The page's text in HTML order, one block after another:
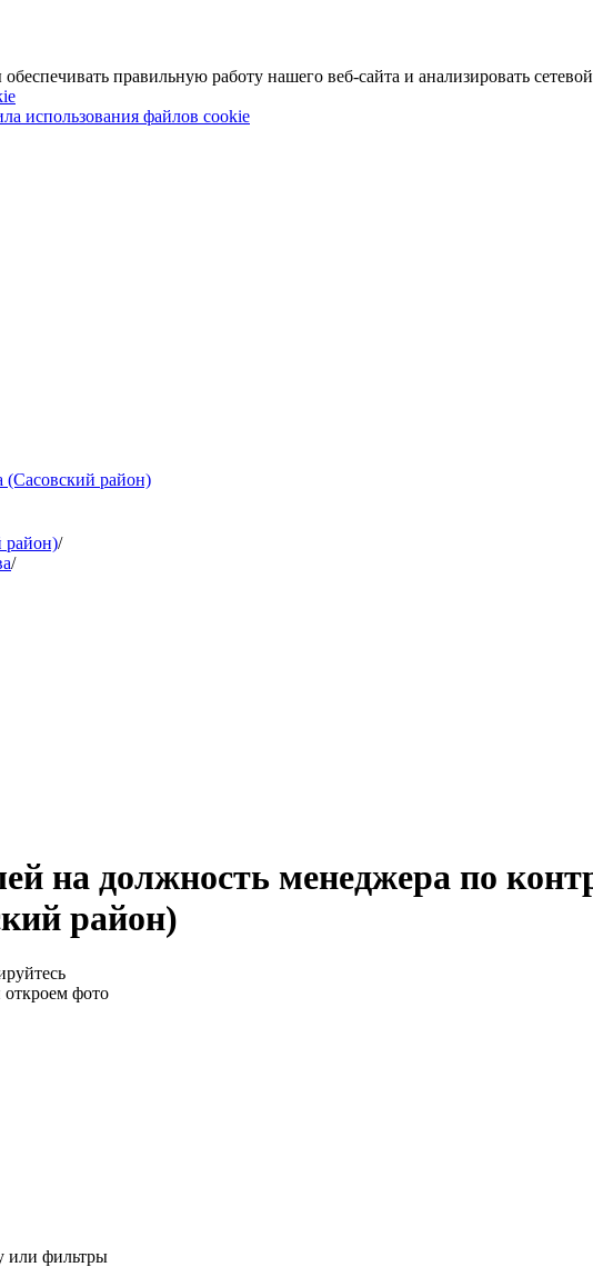
правильную работу нашего веб-сайта и анализировать
использования файлов cookie
район)
район)/
/
на должность менеджера по
район)
фото
или фильтры